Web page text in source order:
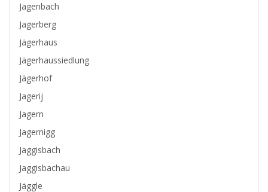
Jagenbach
Jagerberg
Jägerhaus
Jägerhaussiedlung
Jägerhof
Jagerij
Jagern
Jagernigg
Jaggisbach
Jaggisbachau
Jäggle